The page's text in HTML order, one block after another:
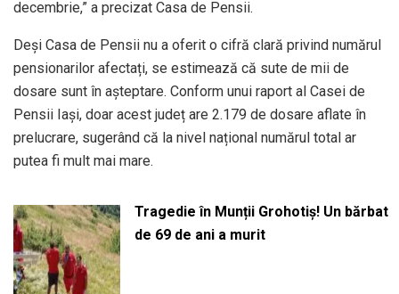
decembrie,” a precizat Casa de Pensii.
Deși Casa de Pensii nu a oferit o cifră clară privind numărul
pensionarilor afectați, se estimează că sute de mii de
dosare sunt în așteptare. Conform unui raport al Casei de
Pensii Iași, doar acest județ are 2.179 de dosare aflate în
prelucrare, sugerând că la nivel național numărul total ar
putea fi mult mai mare.
Tragedie în Munții Grohotiș! Un bărbat
de 69 de ani a murit